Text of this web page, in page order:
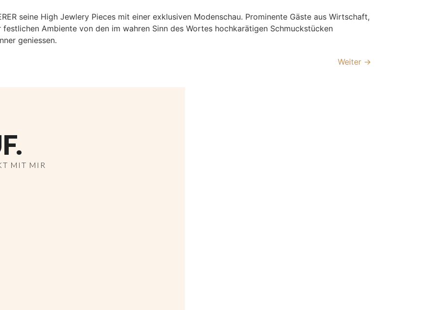
seine High Jewlery Pieces mit einer exklusiven Modenschau. Prominente Gäste aus Wirtschaft,
Ambiente von den im wahren Sinn des Wortes hochkarätigen Schmuckstücken
geniessen.
Weiter →
MIT MIR